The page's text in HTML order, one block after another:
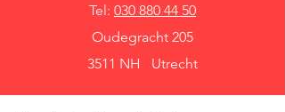
Tel: 030 880 44 50
Oudegracht 205
3511 NH Utrecht